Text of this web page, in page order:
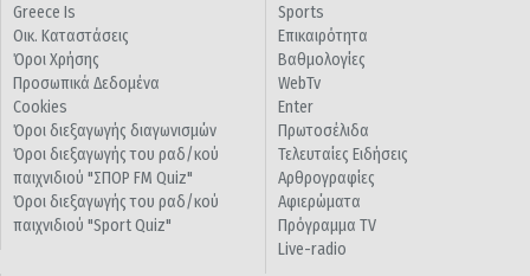
Greece Is
Οικ. Καταστάσεις
Όροι Χρήσης
Προσωπικά Δεδομένα
Cookies
Όροι διεξαγωγής διαγωνισμών
Όροι διεξαγωγής του ραδ/κού
παιχνιδιού "ΣΠΟΡ FM Quiz"
Όροι διεξαγωγής του ραδ/κού
παιχνιδιού "Sport Quiz"
Sports
Επικαιρότητα
Βαθμολογίες
WebTv
Enter
Πρωτοσέλιδα
Τελευταίες Ειδήσεις
Αρθρογραφίες
Αφιερώματα
Πρόγραμμα TV
Live-radio